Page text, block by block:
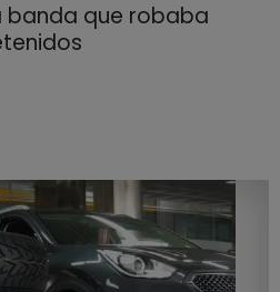
banda que robaba